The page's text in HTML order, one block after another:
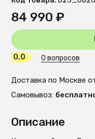
Описание
84 990 ₽
0,0 0 вопросов
Доставка по Москве
Самовывоз: